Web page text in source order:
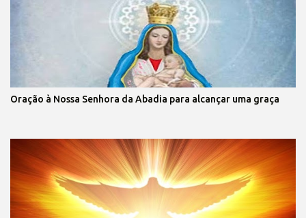
Oração à Nossa Senhora da Abadia para alcançar uma graça